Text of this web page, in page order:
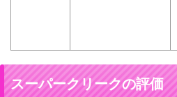
スーパークリークの評価